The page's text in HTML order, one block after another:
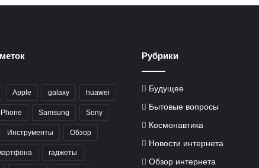
Apple galaxy huawei
Samsung Sony
Инструменты Обзор
гаджеты
Рубрики
Будущее
Бытовые вопросы
Космонавтика
Новости интернета
Обзор интернета